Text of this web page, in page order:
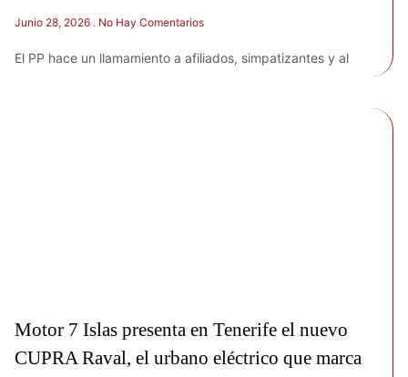
Junio 28, 2026 No Hay Comentarios
El PP hace un llamamiento a afiliados, simpatizantes y al
Motor 7 Islas presenta en Tenerife el nuevo
CUPRA Raval, el urbano eléctrico que marca